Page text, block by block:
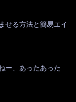
せる方法と簡易エイ
ー、あったあった